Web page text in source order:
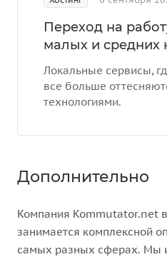
Переход на
малых и средних
Локальные сервисы,
все больше
технологиями.
Дополнительно
Компания Kommutator.net
занимается комплексной
самых разных сферах. Мы